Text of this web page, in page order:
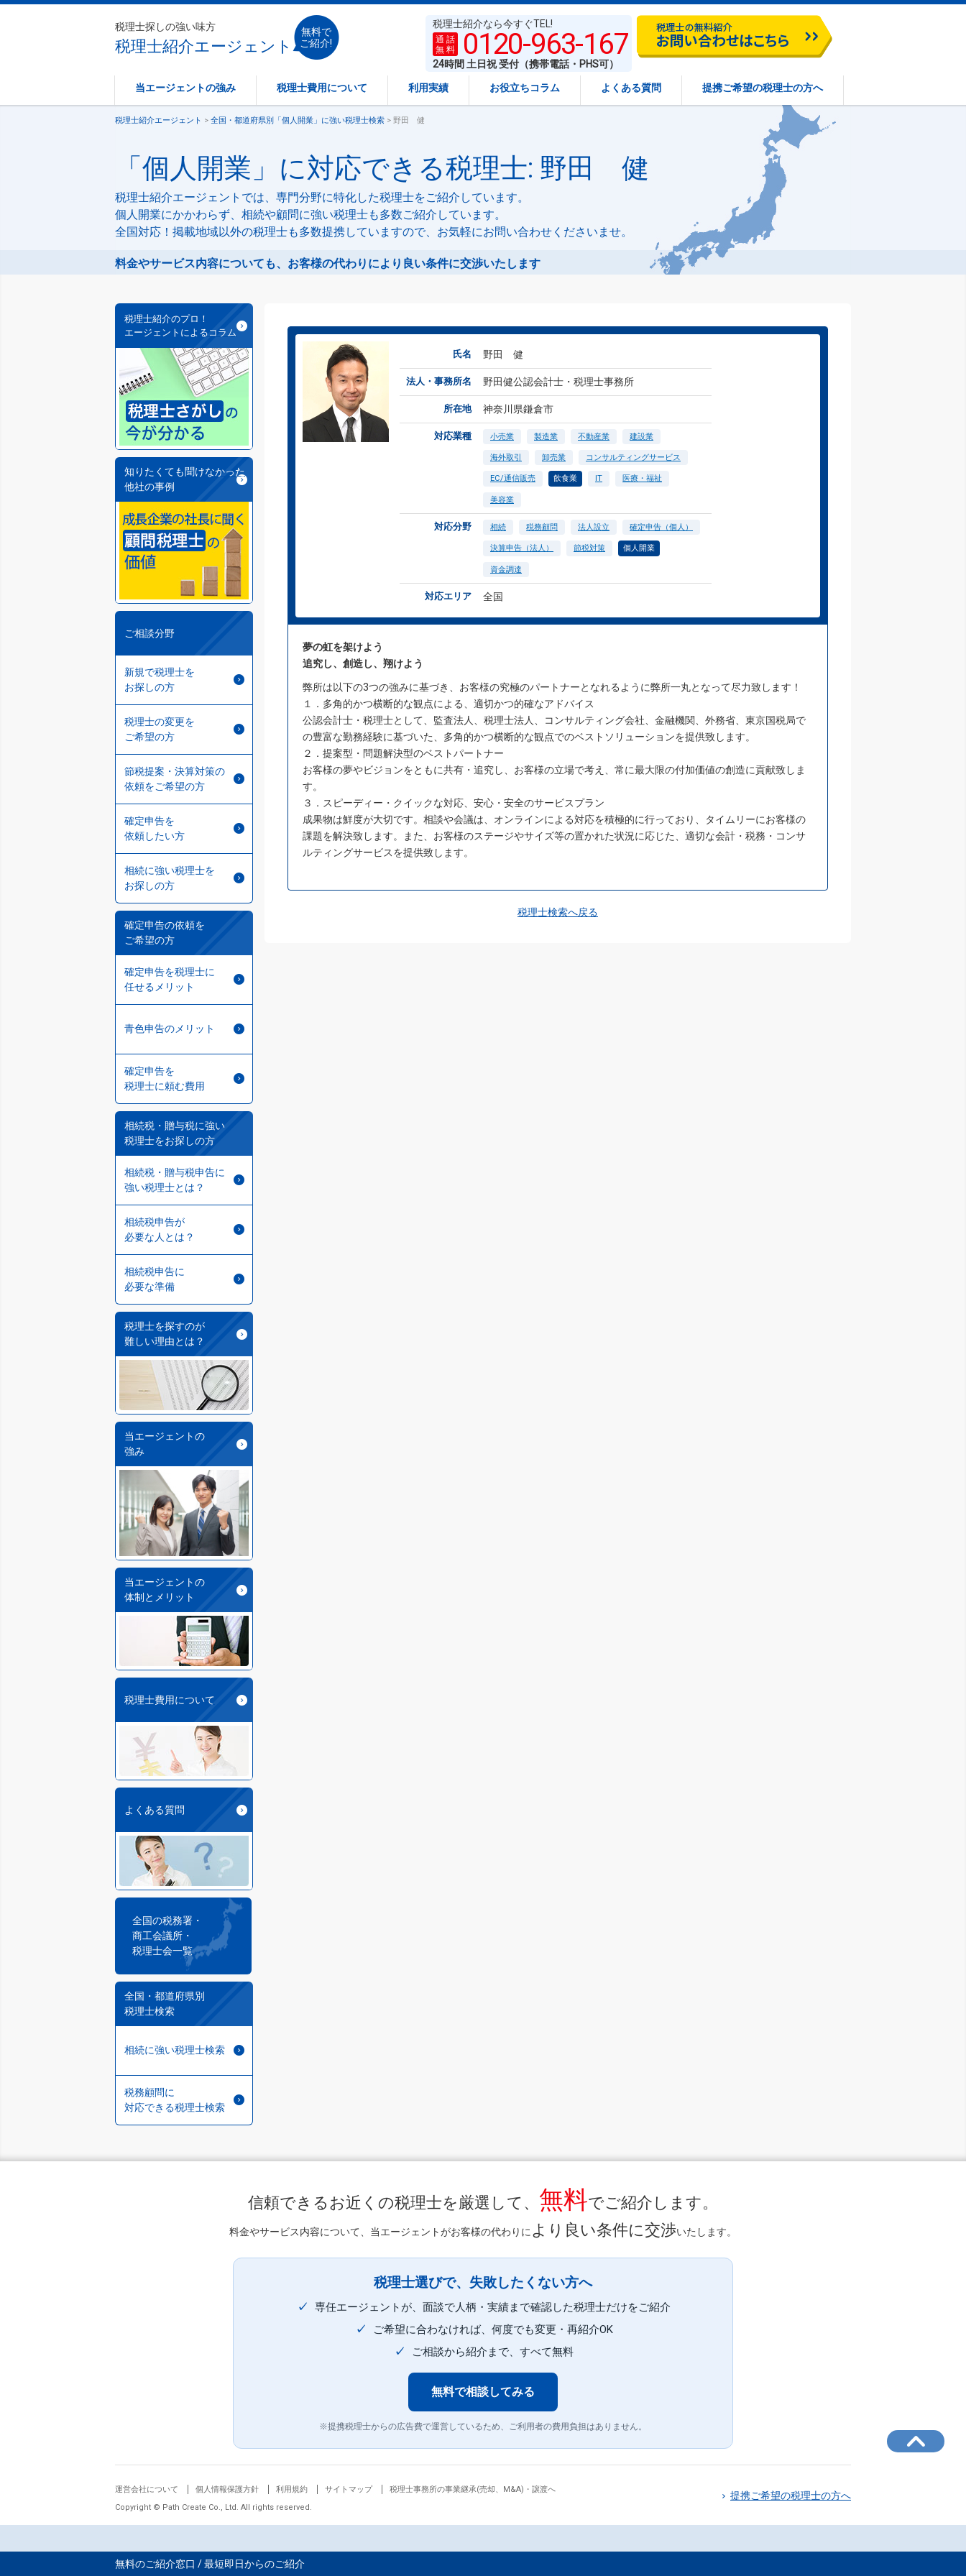
税理士探しの強い味方
税理士紹介エージェント
無料で
ご紹介!
税理士紹介なら今すぐTEL!
通 話
無 料
0120-963-167
24時間 土日祝 受付（携帯電話・PHS可）
当エージェントの強み 税理士費用について 利用実績 お役立ちコラム よくある質問 提携ご希望の税理士の方へ
税理士紹介エージェント > 全国・都道府県別「個人開業」に強い税理士検索 > 野田 健
「個人開業」に対応できる税理士: 野田 健
税理士紹介エージェントでは、専門分野に特化した税理士をご紹介しています。
個人開業にかかわらず、相続や顧問に強い税理士も多数ご紹介しています。
全国対応！掲載地域以外の税理士も多数提携していますので、お気軽にお問い合わせくださいませ。
料金やサービス内容についても、お客様の代わりにより良い条件に交渉いたします
税理士紹介のプロ！
エージェントによるコラム
知りたくても聞けなかった
他社の事例
ご相談分野
新規で税理士を
お探しの方
税理士の変更を
ご希望の方
節税提案・決算対策の
依頼をご希望の方
確定申告を
依頼したい方
相続に強い税理士を
お探しの方
確定申告の依頼を
ご希望の方
確定申告を税理士に
任せるメリット
青色申告のメリット
確定申告を
税理士に頼む費用
相続税・贈与税に強い
税理士をお探しの方
相続税・贈与税申告に
強い税理士とは？
相続税申告が
必要な人とは？
相続税申告に
必要な準備
税理士を探すのが
難しい理由とは？
当エージェントの
強み
当エージェントの
体制とメリット
税理士費用について
よくある質問
全国の税務署・
商工会議所・
税理士会一覧
全国・都道府県別
税理士検索
相続に強い税理士検索
税務顧問に
対応できる税理士検索
氏名 野田 健
法人・事務所名 野田健公認会計士・税理士事務所
所在地 神奈川県鎌倉市
対応業種 小売業 製造業 不動産業 建設業
海外取引 卸売業 コンサルティングサービス
EC/通信販売 飲食業 IT 医療・福祉
美容業
対応分野 相続 税務顧問 法人設立 確定申告（個人）
決算申告（法人） 節税対策 個人開業
資金調達
対応エリア 全国
夢の虹を架けよう
追究し、創造し、翔けよう
弊所は以下の3つの強みに基づき、お客様の究極のパートナーとなれるように弊所一丸となって尽力致します！
１．多角的かつ横断的な観点による、適切かつ的確なアドバイス
公認会計士・税理士として、監査法人、税理士法人、コンサルティング会社、金融機関、外務省、東京国税局で
の豊富な勤務経験に基づいた、多角的かつ横断的な観点でのベストソリューションを提供致します。
２．提案型・問題解決型のベストパートナー
お客様の夢やビジョンをともに共有・追究し、お客様の立場で考え、常に最大限の付加価値の創造に貢献致しま
す。
３．スピーディー・クイックな対応、安心・安全のサービスプラン
成果物は鮮度が大切です。相談や会議は、オンラインによる対応を積極的に行っており、タイムリーにお客様の
課題を解決致します。また、お客様のステージやサイズ等の置かれた状況に応じた、適切な会計・税務・コンサ
ルティングサービスを提供致します。
税理士検索へ戻る
信頼できるお近くの税理士を厳選して、 無料でご紹介します。
料金やサービス内容について、当エージェントがお客様の代わりに より良い条件に交渉いたします。
税理士選びで、失敗したくない方へ
✓
専任エージェントが、面談で人柄・実績まで確認した税理士だけをご紹介
✓
ご希望に合わなければ、何度でも変更・再紹介OK
✓
ご相談から紹介まで、すべて無料
無料で相談してみる
※提携税理士からの広告費で運営しているため、ご利用者の費用負担はありません。
運営会社について 個人情報保護方針 利用規約 サイトマップ
税理士事務所の事業継承(売却、M&A)・譲渡へ
Copyright © Path Create Co., Ltd. All rights reserved.
提携ご希望の税理士の方へ
無料のご紹介窓口 / 最短即日からのご紹介